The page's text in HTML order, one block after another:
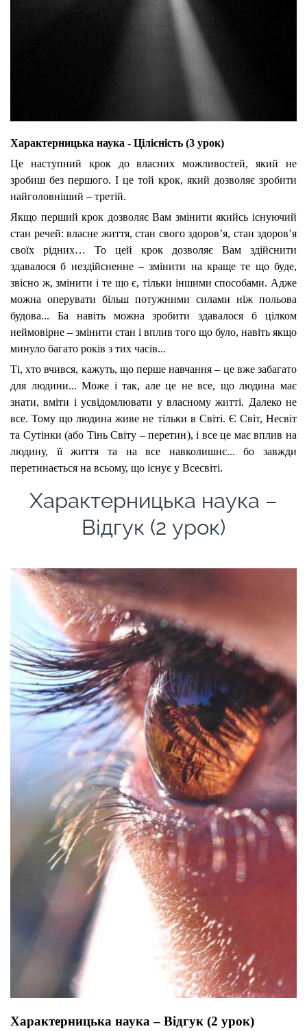
Характерницька наука - Цілісність (3 урок)
Це наступний крок до власних можливостей, який не
зробиш без першого. І це той крок, який дозволяє зробити
найголовніший – третій.
Якщо перший крок дозволяє Вам змінити якийсь існуючий
стан речей: власне життя, стан свого здоров’я, стан здоров’я
своїх рідних… То цей крок дозволяє Вам здійснити
здавалося б нездійсненне – змінити на краще те що буде,
звісно ж, змінити і те що є, тільки іншими способами. Адже
можна оперувати більш потужними силами ніж польова
будова... Ба навіть можна зробити здавалося б цілком
неймовірне – змінити стан і вплив того що було, навіть якщо
минуло багато років з тих часів...
Ті, хто вчився, кажуть, що перше навчання – це вже забагато
для людини... Може і так, але це не все, що людина має
знати, вміти і усвідомлювати у власному житті. Далеко не
все. Тому що людина живе не тільки в Світі. Є Світ, Несвіт
та Сутінки (або Тінь Світу – перетин), і все це має вплив на
людину, її життя та на все навколишнє... бо завжди
перетинається на всьому, що існує у Всесвіті.
Характерницька наука –
Відгук (2 урок)
Характерницька наука – Відгук (2 урок)